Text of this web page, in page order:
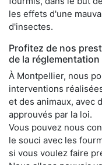
les effets d'une
d'insectes.
Profitez de nos
de la
À Montpellier, nous
interventions
et des animaux, avec
approuvés par la loi.
Vous pouvez nous
le souci avec les
si vous voulez faire